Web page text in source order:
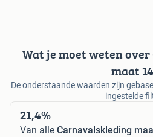
Wat je moet weten
maat
De onderstaande waarden zijn
ingestelde
21,4%
Van alle Carnavalskleding